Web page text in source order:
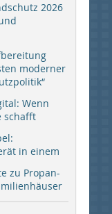
2026
moderner
Wenn
schafft
in einem
zu Propan-